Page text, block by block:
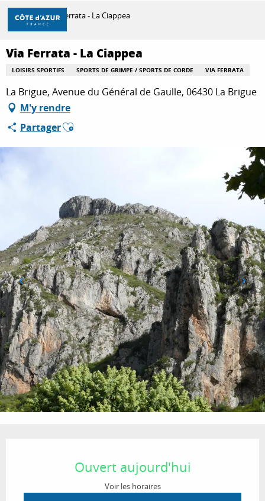
Aller
contenu
principal
DÉCOUVRIR
À FAIRE
SÉJOURNER
Accueil Via Ferrata - La Ciappea
Via Ferrata - La Ciappea
LOISIRS SPORTIFS SPORTS DE GRIMPE / SPORTS DE CORDE VIA FERRATA
La Brigue, Avenue du Général de Gaulle, 06430 La Brigue
M'y rendre
PartagerAjouter aux favoris
Ouvert aujourd'hui
Voir les horaires